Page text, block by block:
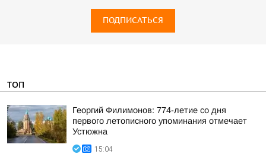
ПОДПИСАТЬСЯ
ТОП
Георгий Филимонов: 774-летие со дня
первого летописного упоминания отмечает
Устюжна
15:04